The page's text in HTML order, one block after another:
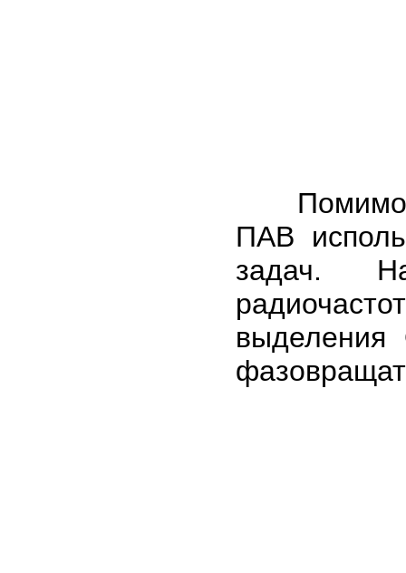
Помимо
ПАВ
задач.
выделения